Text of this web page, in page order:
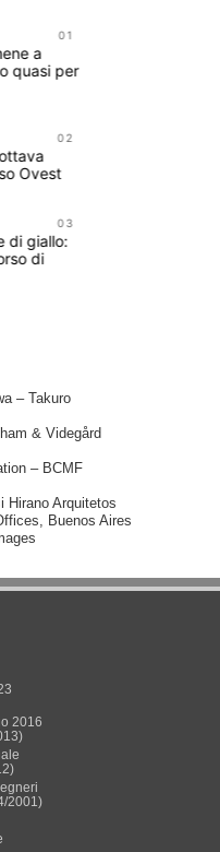
01
a
quasi per
02
Ovest
03
di giallo:
di
– Takuro
& Videgård
– BCMF
Hirano Arquitetos
Buenos Aires
2016
2001)